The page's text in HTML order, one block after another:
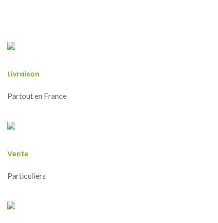
Livraison
Partout en France
Vente
Particuliers